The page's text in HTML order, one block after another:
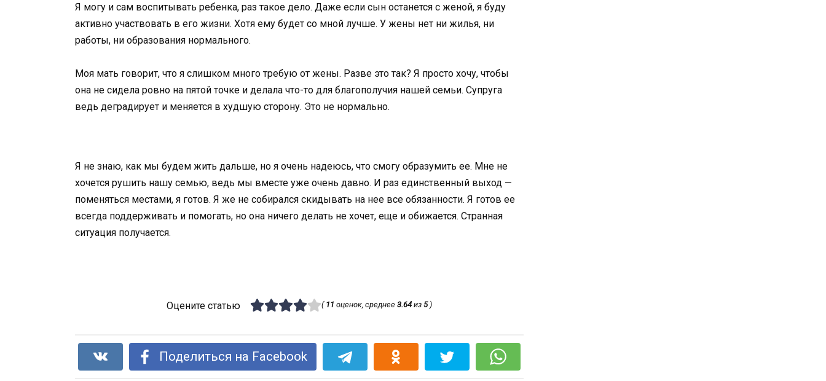
Я могу и сам воспитывать ребенка, раз такое дело. Даже если сын останется с женой, я буду
активно участвовать в его жизни. Хотя ему будет со мной лучше. У жены нет ни жилья, ни
работы, ни образования нормального.
Моя мать говорит, что я слишком много требую от жены. Разве это так? Я просто хочу, чтобы
она не сидела ровно на пятой точке и делала что-то для благополучия нашей семьи. Супруга
ведь деградирует и меняется в худшую сторону. Это не нормально.
Я не знаю, как мы будем жить дальше, но я очень надеюсь, что смогу образумить ее. Мне не
хочется рушить нашу семью, ведь мы вместе уже очень давно. И раз единственный выход —
поменяться местами, я готов. Я же не собирался скидывать на нее все обязанности. Я готов ее
всегда поддерживать и помогать, но она ничего делать не хочет, еще и обижается. Странная
ситуация получается.
Оцените статью ( 11 оценок, среднее3.64 из5)
Поделиться на Facebook